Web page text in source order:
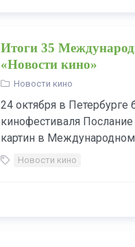
Итоги 35
«Новости кино»
Новости кино
24 октября в
кинофестиваля
картин в
Новости кино